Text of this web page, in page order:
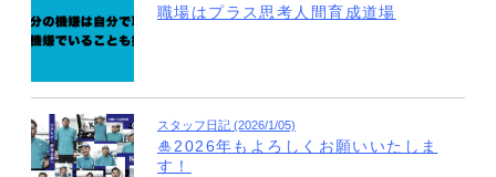
職場はプラス思考人間育成道場
スタッフ日記 (2026/1/05)
🎍2026年もよろしくお願いいたしま
す！